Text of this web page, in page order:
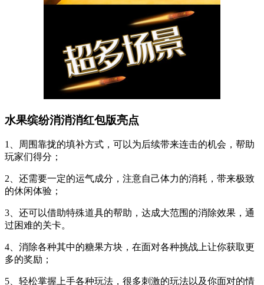
水果缤纷消消消红包版亮点
1、周围靠拢的填补方式，可以为后续带来连击的机会，帮助
玩家们得分；
2、还需要一定的运气成分，注意自己体力的消耗，带来极致
的休闲体验；
3、还可以借助特殊道具的帮助，达成大范围的消除效果，通
过困难的关卡。
4、消除各种其中的糖果方块，在面对各种挑战上让你获取更
多的奖励；
5、轻松掌握上手各种玩法，很多刺激的玩法以及你面对的情